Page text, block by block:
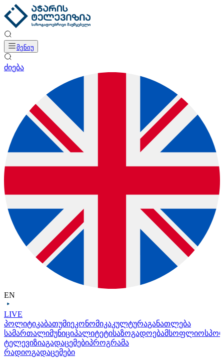
მენიუ
ძიება
EN
LIVE
პოლიტიკაბათუმიეკონომიკაკულტურაგანათლება
სამართალიმუნიციპალიტეტისაზოგადოებამსოფლიო
ტელევიზიაგადაცემებიპროგრამა
რადიოგადაცემები